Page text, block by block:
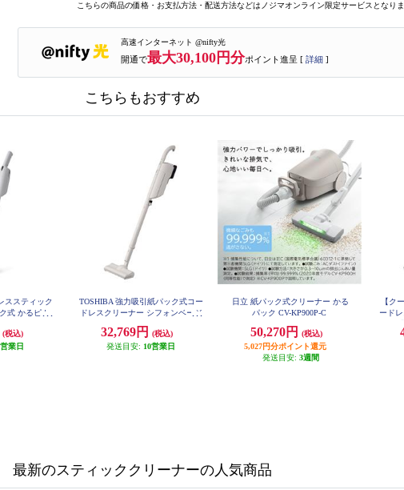
こちらの商品の価格・お支払方法・配送方法などはノジマオンライン限定サービスとなりま
高速インターネット @nifty光
開通で最大30,100円分ポイント進呈 [ 詳細 ]
こちらもおすすめ
ススティック
式 かるピカ
(税込)
業日
TOSHIBA 強力吸引紙パック式コー
ドレスクリーナー シフォンベージ
32,769円
(税込)
発送目安: 10営業日
日立 紙パック式クリーナー かる
パック CV-KP900P-C
50,270円
(税込)
5,027円分ポイント還元
発送目安: 3週間
【ク
ード
最新のスティッククリーナーの人気商品